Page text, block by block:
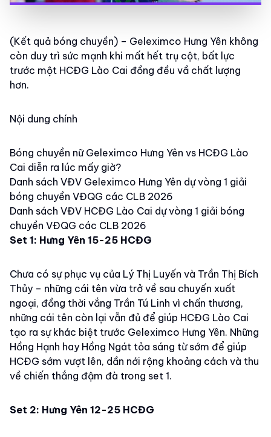
(Kết quả bóng chuyền) – Geleximco Hưng Yên không
còn duy trì sức mạnh khi mất hết trụ cột, bất lực
trước một HCĐG Lào Cai đồng đều vầ chất lượng
hơn.
Nội dung chính
Bóng chuyền nữ Geleximco Hưng Yên vs HCĐG Lào
Cai diễn ra lúc mấy giờ?
Danh sách VĐV Geleximco Hưng Yên dự vòng 1 giải
bóng chuyền VĐQG các CLB 2026
Danh sách VĐV HCĐG Lào Cai dự vòng 1 giải bóng
chuyền VĐQG các CLB 2026
Set 1: Hưng Yên 15-25 HCĐG
Chưa có sự phục vụ của Lý Thị Luyến và Trần Thị Bích
Thủy – những cái tên vừa trở về sau chuyến xuất
ngoại, đồng thời vắng Trần Tú Linh vì chấn thương,
những cái tên còn lại vẫn đủ để giúp HCĐG Lào Cai
tạo ra sự khác biệt trước Geleximco Hưng Yên. Những
Hồng Hạnh hay Hồng Ngát tỏa sáng từ sớm để giúp
HCĐG sớm vượt lên, dần nới rộng khoảng cách và thu
về chiến thắng đậm đà trong set 1.
Set 2: Hưng Yên 12-25 HCĐG